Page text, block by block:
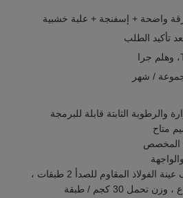
واضحة + إسفنجة + علبة خشبية
والرطوبة الثابتة قابلة للبرمجة
متاح
المخصص
حامل عينة مخصص: رف عينة الفولاذ المقاوم للصدأ 2 طبقات ،
تحمل 30 كجم / طبقة